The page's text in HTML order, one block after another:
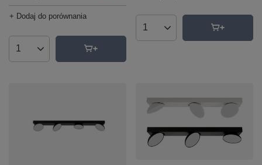
+ Dodaj do porównania
Ilość produktów
Ilość produktów